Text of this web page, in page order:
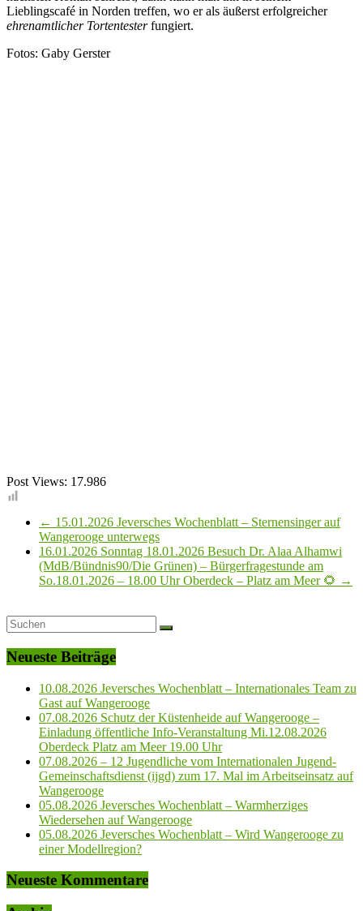
Lieblingscafé in Norden treffen, wo er als äußerst erfolgreicher
ehrenamtlicher Tortentesterfungiert.
Fotos: Gaby Gerster
Post Views: 17.986
← 15.01.2026 Jeversches Wochenblatt – Sternensinger auf
Wangerooge unterwegs
16.01.2026 Sonntag 18.01.2026 Besuch Dr. Alaa Alhamwi
(MdB/Bündnis90/Die Grünen) – Bürgerfragestunde am
So.18.01.2026 – 18.00 Uhr Oberdeck – Platz am Meer 🌻 →
Neueste Beiträge
10.08.2026 Jeversches Wochenblatt – Internationales Team zu
Gast auf Wangerooge
07.08.2026 Schutz der Küstenheide auf Wangerooge –
Einladung öffentliche Info-Veranstaltung Mi.12.08.2026
Oberdeck Platz am Meer 19.00 Uhr
07.08.2026 – 12 Jugendliche vom Internationalen Jugend-
Gemeinschaftsdienst (ijgd) zum 17. Mal im Arbeitseinsatz auf
Wangerooge
05.08.2026 Jeversches Wochenblatt – Warmherziges
Wiedersehen auf Wangerooge
05.08.2026 Jeversches Wochenblatt – Wird Wangerooge zu
einer Modellregion?
Neueste Kommentare